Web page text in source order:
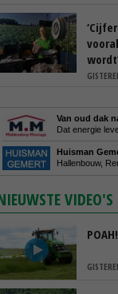
Van oud dak
Dat energie
Huisman
Hallenbouw,
VIDEO'S